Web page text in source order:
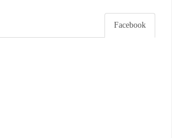
Facebook